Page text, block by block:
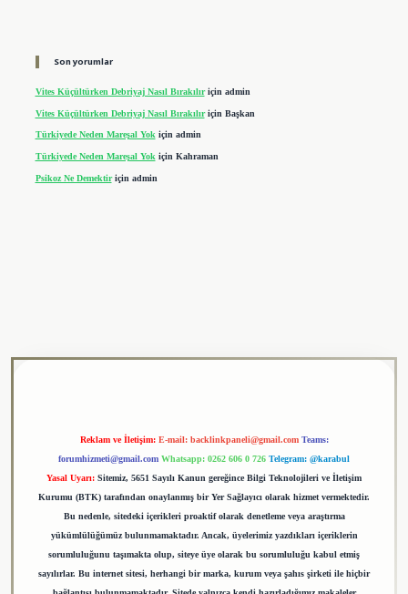
Son yorumlar
Vites Küçültürken Debriyaj Nasıl Bırakılıriçin admin
Vites Küçültürken Debriyaj Nasıl Bırakılıriçin Başkan
Türkiyede Neden Mareşal Yokiçin admin
Türkiyede Neden Mareşal Yok için Kahraman
Psikoz Ne Demektiriçin admin
Reklam ve İletişim: E-mail: backlinkpaneli@gmail.com Teams:
forumhizmeti@gmail.com Whatsapp: 0262 606 0 726 Telegram: @karabul
Yasal Uyarı: Sitemiz, 5651 Sayılı Kanun gereğince Bilgi Teknolojileri ve İletişim
Kurumu (BTK) tarafından onaylanmış bir Yer Sağlayıcı olarak hizmet vermektedir.
Bu nedenle, sitedeki içerikleri proaktif olarak denetleme veya araştırma
yükümlülüğümüz bulunmamaktadır. Ancak, üyelerimiz yazdıkları içeriklerin
sorumluluğunu taşımakta olup, siteye üye olarak bu sorumluluğu kabul etmiş
sayılırlar. Bu internet sitesi, herhangi bir marka, kurum veya şahıs şirketi ile hiçbir